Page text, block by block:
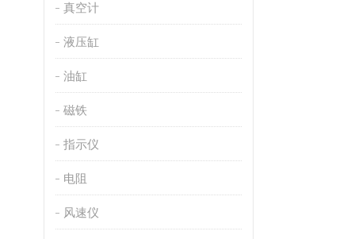
真空计
液压缸
油缸
磁铁
指示仪
电阻
风速仪